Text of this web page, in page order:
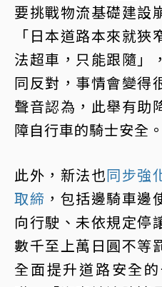
要挑戰物流基礎建設
「日本道路本來就
法超車，只能跟隨」
同反對，事情會變得
聲音認為，此舉有助
障自行車的騎士安全。
此外，新法也同步強
取締 ，包括邊騎車邊
向行駛、未依規定停
數千至上萬日圓不等
全面提升道路安全